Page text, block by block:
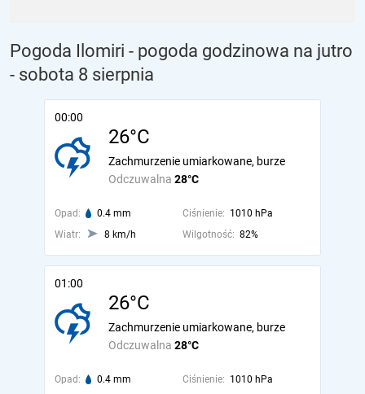
Pogoda Ilomiri - pogoda godzinowa na jutro
- sobota 8 sierpnia
00:00
26°C
Odczuwalna 28°C
Zachmurzenie umiarkowane, burze
Opad: 0.4 mm Ciśnienie: 1010 hPa
Wiatr:
8 km/h Wilgotność: 82%
01:00
26°C
Odczuwalna 28°C
Zachmurzenie umiarkowane, burze
Opad: 0.4 mm Ciśnienie: 1010 hPa